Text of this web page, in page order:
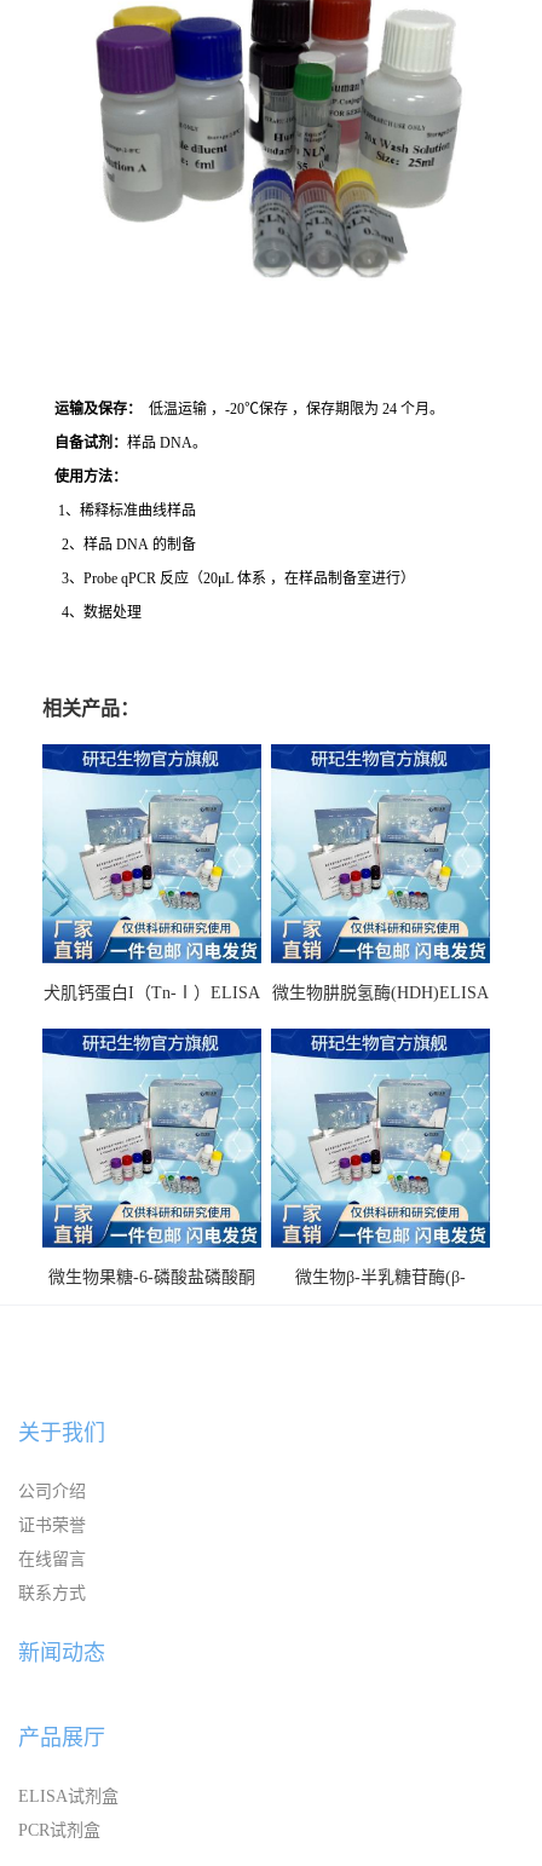
运输及保存：
低温运输 ，-20℃保存 ，保存期限为 24 个月。
自备试剂： 样品 DNA。
使用方法：
1、稀释标准曲线样品
2、样品 DNA 的制备
3、Probe qPCR 反应（20μL 体系 ，在样品制备室进行）
4、数据处理
相关产品：
犬肌钙蛋白I（Tn-Ⅰ）ELISA
微生物肼脱氢酶(HDH)ELISA
微生物果糖-6-磷酸盐磷酸酮
微生物β-半乳糖苷酶(β-
关于我们
公司介绍
证书荣誉
在线留言
联系方式
新闻动态
产品展厅
ELISA试剂盒
PCR试剂盒